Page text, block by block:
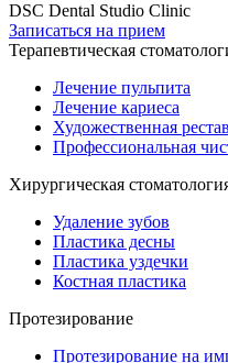
DSC Dental Studio Clinic
Записаться на прием
Терапевтическая
Лечение пульпита
Лечение кариеса
Художественная
Профессиональная
Хирургическая
Удаление зубов
Пластика десны
Пластика уздечки
Костная пластика
Протезирование
Протезирование на